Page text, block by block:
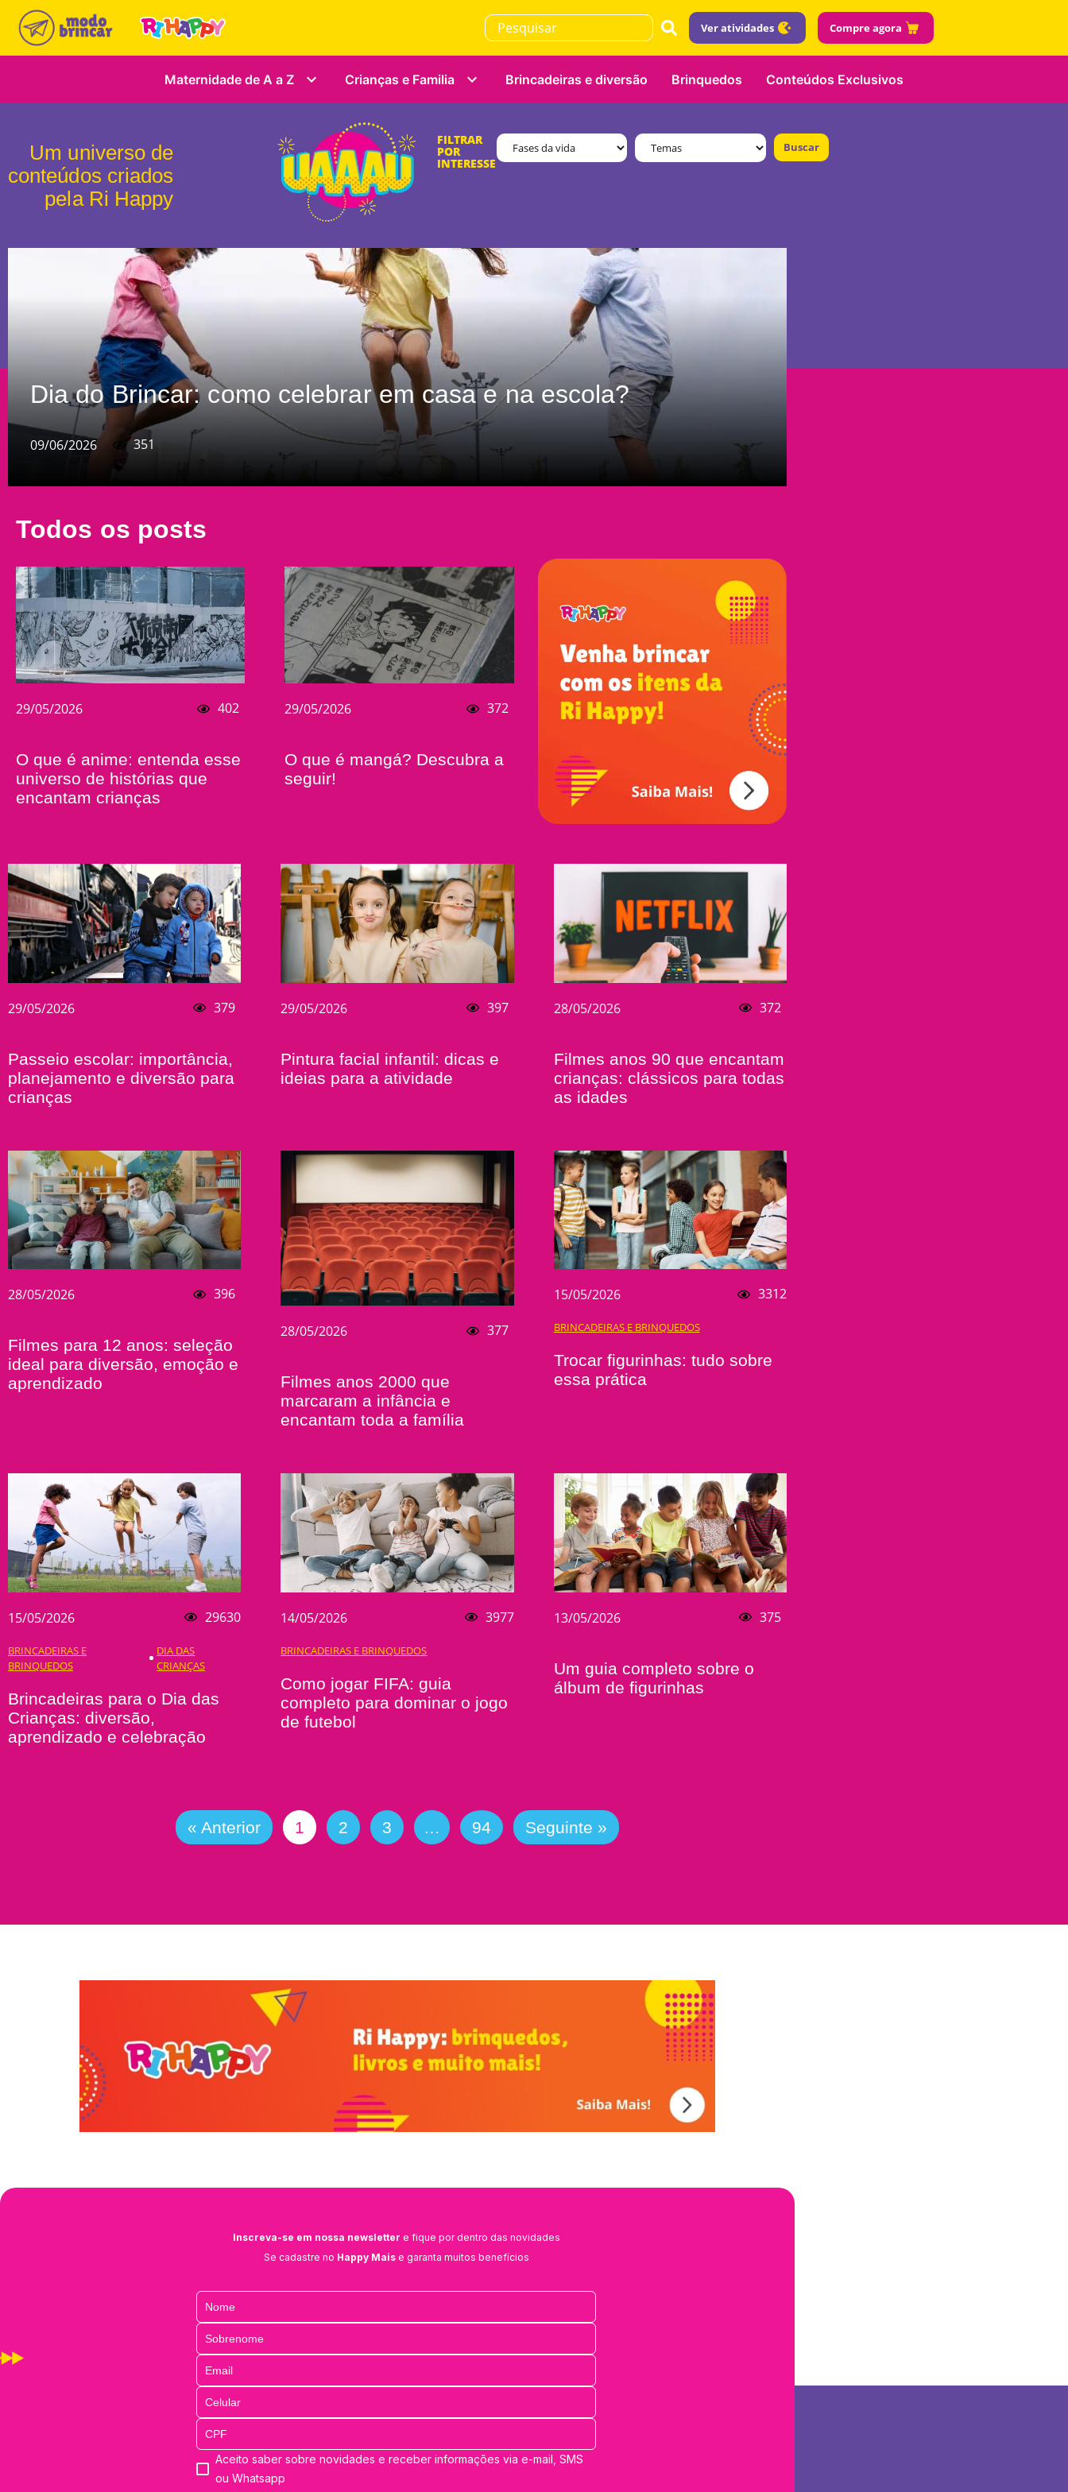
Ver atividades Compre agora
Maternidade de A a Z Crianças e Familia Brincadeiras e diversão Brinquedos Conteúdos Exclusivos
Um universo de
conteúdos criados
pela Ri Happy
FILTRAR
POR
INTERESSE
Buscar
Dia do Brincar: como celebrar em casa e na escola?
09/06/2026 351
Todos os posts
29/05/2026 402
O que é anime: entenda esse
universo de histórias que
encantam crianças
29/05/2026 372
O que é mangá? Descubra a
seguir!
29/05/2026 379
Passeio escolar: importância,
planejamento e diversão para
crianças
29/05/2026 397
Pintura facial infantil: dicas e
ideias para a atividade
28/05/2026 372
Filmes anos 90 que encantam
crianças: clássicos para todas
as idades
28/05/2026 396
Filmes para 12 anos: seleção
ideal para diversão, emoção e
aprendizado
28/05/2026 377
Filmes anos 2000 que
marcaram a infância e
encantam toda a família
15/05/2026 3312
BRINCADEIRAS E BRINQUEDOS
Trocar figurinhas: tudo sobre
essa prática
15/05/2026 29630
BRINCADEIRAS E
BRINQUEDOS
DIA DAS
CRIANÇAS
Brincadeiras para o Dia das
Crianças: diversão,
aprendizado e celebração
14/05/2026 3977
BRINCADEIRAS E BRINQUEDOS
Como jogar FIFA: guia
completo para dominar o jogo
de futebol
13/05/2026 375
Um guia completo sobre o
álbum de figurinhas
« Anterior 1 2 3 … 94 Seguinte »